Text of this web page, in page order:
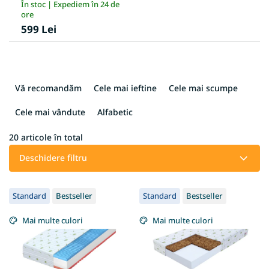
În stoc | Expediem în 24 de
ore
599 Lei
e
e
t
a
a
p
r
Vă recomandăm Cele mai ieftine Cele mai scumpe
Cele mai vândute Alfabetic
20 articole în total
Deschidere filtru
L
i
s
t
Standard Bestseller
Mai multe culori
Standard Bestseller
Mai multe culori